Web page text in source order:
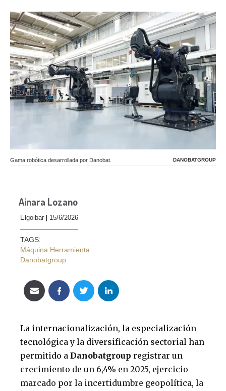
Gama robótica desarrollada por Danobat. DANOBATGROUP
Ainara Lozano
Elgoibar 15/6/2026
TAGS:
Máquina Herramienta
Danobatgroup
La internacionalización, la especialización
tecnológica y la diversificación sectorial han
permitido a Danobatgroup registrar un
crecimiento de un 6,4% en 2025, ejercicio
marcado por la incertidumbre geopolítica, la